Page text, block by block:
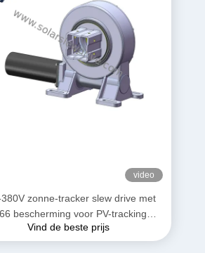
video
380V zonne-tracker slew drive met
bescherming voor PV-tracking
systeem
Vind de beste prijs